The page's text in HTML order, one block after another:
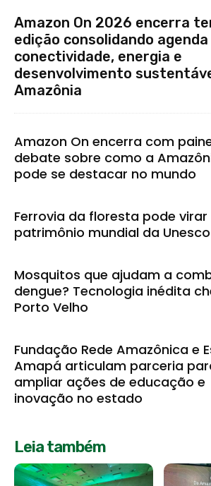
Amazon On 2026 encerra
edição consolidando
conectividade, energia e
desenvolvimento
Amazônia
Amazon On encerra com
debate sobre como a
pode se destacar no mundo
Ferrovia da floresta pode virar
patrimônio mundial da Unesco
Mosquitos que ajudam a
dengue? Tecnologia inédita
Porto Velho
Fundação Rede Amazônica e
Amapá articulam parceria
ampliar ações de educação e
inovação no estado
Leia também